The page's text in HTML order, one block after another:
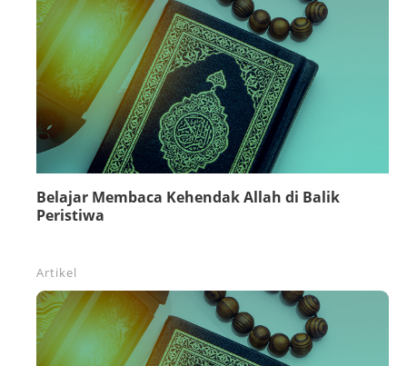
Belajar Membaca Kehendak Allah di Balik
Peristiwa
Artikel